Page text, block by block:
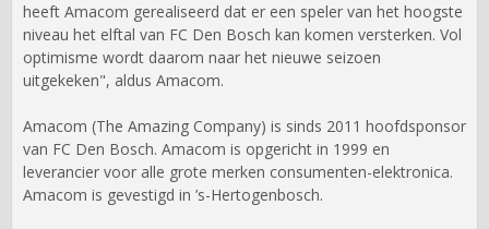
heeft Amacom gerealiseerd dat er een speler van het hoogste
niveau het elftal van FC Den Bosch kan komen versterken. Vol
optimisme wordt daarom naar het nieuwe seizoen
uitgekeken", aldus Amacom.
Amacom (The Amazing Company) is sinds 2011 hoofdsponsor
van FC Den Bosch. Amacom is opgericht in 1999 en
leverancier voor alle grote merken consumenten-elektronica.
Amacom is gevestigd in ’s-Hertogenbosch.